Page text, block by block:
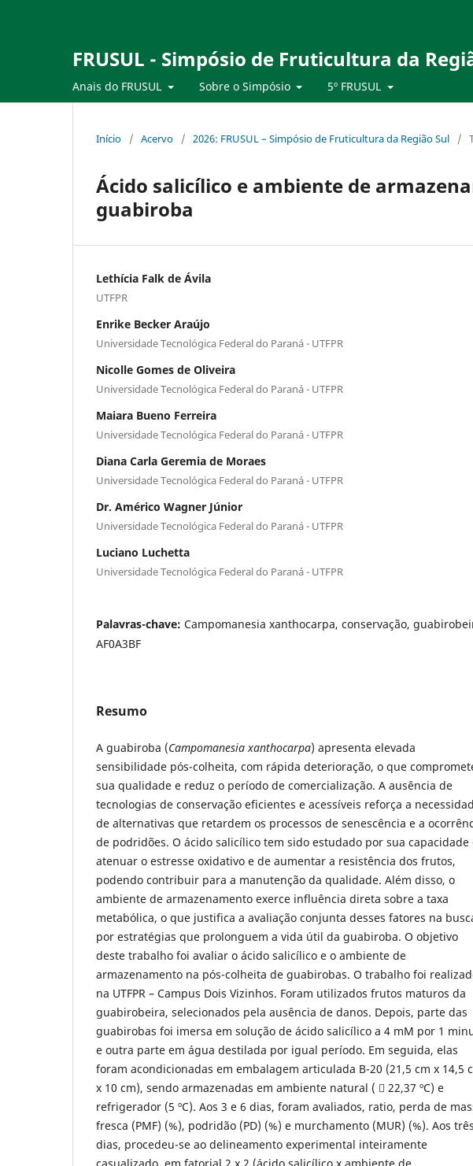
FRUSUL - Simpósio de Fruticultura da
Anais do FRUSUL Sobre o Simpósio 5º FRUSUL
Início / Acervo / 2026: FRUSUL – Simpósio de Fruticultura da Região Sul /
Ácido salicílico e ambiente de
guabiroba
Lethícia Falk de Ávila
UTFPR
Enrike Becker Araújo
Universidade Tecnológica Federal do Paraná - UTFPR
Nicolle Gomes de Oliveira
Universidade Tecnológica Federal do Paraná - UTFPR
Maiara Bueno Ferreira
Universidade Tecnológica Federal do Paraná - UTFPR
Diana Carla Geremia de Moraes
Universidade Tecnológica Federal do Paraná - UTFPR
Dr. Américo Wagner Júnior
Universidade Tecnológica Federal do Paraná - UTFPR
Luciano Luchetta
Universidade Tecnológica Federal do Paraná - UTFPR
Palavras-chave: Campomanesia xanthocarpa, conservação,
AF0A3BF
Resumo
A guabiroba (Campomanesia xanthocarpa) apresenta elevada
sensibilidade pós-colheita, com rápida deterioração, o que
sua qualidade e reduz o período de comercialização. A ausência de
tecnologias de conservação eficientes e acessíveis reforça a
de alternativas que retardem os processos de senescência e a
de podridões. O ácido salicílico tem sido estudado por sua capacidade
atenuar o estresse oxidativo e de aumentar a resistência dos frutos,
podendo contribuir para a manutenção da qualidade. Além disso, o
ambiente de armazenamento exerce influência direta sobre a taxa
metabólica, o que justifica a avaliação conjunta desses fatores na
por estratégias que prolonguem a vida útil da guabiroba. O objetivo
deste trabalho foi avaliar o ácido salicílico e o ambiente de
armazenamento na pós-colheita de guabirobas. O trabalho foi
na UTFPR – Campus Dois Vizinhos. Foram utilizados frutos maturos da
guabirobeira, selecionados pela ausência de danos. Depois, parte das
guabirobas foi imersa em solução de ácido salicílico a 4 mM por 1
e outra parte em água destilada por igual período. Em seguida, elas
foram acondicionadas em embalagem articulada B-20 (21,5 cm x 14,5
x 10 cm), sendo armazenadas em ambiente natural (  22,37 ºC) e
refrigerador (5 ºC). Aos 3 e 6 dias, foram avaliados, ratio, perda de
fresca (PMF) (%), podridão (PD) (%) e murchamento (MUR) (%). Aos três
dias, procedeu-se ao delineamento experimental inteiramente